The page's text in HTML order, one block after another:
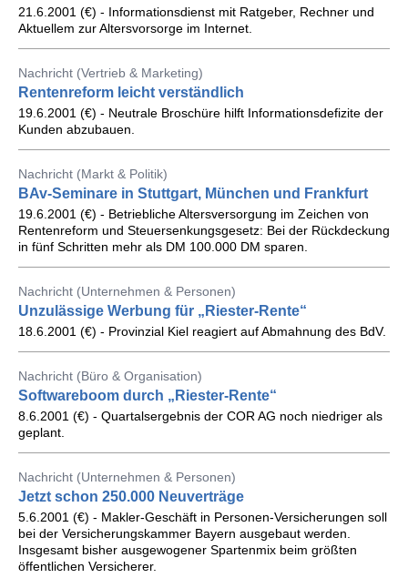
21.6.2001 (€) - Informationsdienst mit Ratgeber, Rechner und
Aktuellem zur Altersvorsorge im Internet.
Nachricht (Vertrieb & Marketing)
Rentenreform leicht verständlich
19.6.2001 (€) - Neutrale Broschüre hilft Informationsdefizite der
Kunden abzubauen.
Nachricht (Markt & Politik)
BAv-Seminare in Stuttgart, München und Frankfurt
19.6.2001 (€) - Betriebliche Altersversorgung im Zeichen von
Rentenreform und Steuersenkungsgesetz: Bei der Rückdeckung
in fünf Schritten mehr als DM 100.000 DM sparen.
Nachricht (Unternehmen & Personen)
Unzulässige Werbung für „Riester-Rente“
18.6.2001 (€) - Provinzial Kiel reagiert auf Abmahnung des BdV.
Nachricht (Büro & Organisation)
Softwareboom durch „Riester-Rente“
8.6.2001 (€) - Quartalsergebnis der COR AG noch niedriger als
geplant.
Nachricht (Unternehmen & Personen)
Jetzt schon 250.000 Neuverträge
5.6.2001 (€) - Makler-Geschäft in Personen-Versicherungen soll
bei der Versicherungskammer Bayern ausgebaut werden.
Insgesamt bisher ausgewogener Spartenmix beim größten
öffentlichen Versicherer.